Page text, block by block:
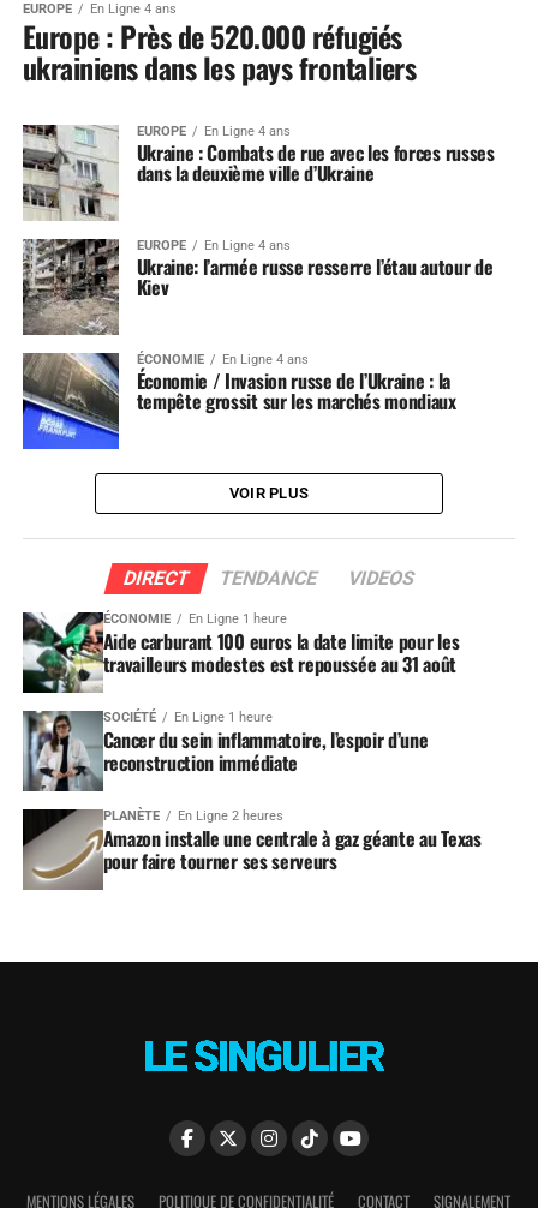
EUROPE En Ligne 4 ans
Europe : Près de 520.000 réfugiés
ukrainiens dans les pays frontaliers
EUROPE En Ligne 4 ans
Ukraine : Combats de rue avec les forces russes
dans la deuxième ville d’Ukraine
EUROPE En Ligne 4 ans
Ukraine: l’armée russe resserre l’étau autour de
Kiev
ÉCONOMIE En Ligne 4 ans
Économie / Invasion russe de l’Ukraine : la
tempête grossit sur les marchés mondiaux
VOIR PLUS
DIRECT TENDANCE VIDEOS
ÉCONOMIE En Ligne 1 heure
Aide carburant 100 euros la date limite pour les
travailleurs modestes est repoussée au 31 août
SOCIÉTÉ En Ligne 1 heure
Cancer du sein inflammatoire, l’espoir d’une
reconstruction immédiate
PLANÈTE En Ligne 2 heures
Amazon installe une centrale à gaz géante au Texas
pour faire tourner ses serveurs
MENTIONS LÉGALES POLITIQUE DE CONFIDENTIALITÉ CONTACT SIGNALEMENT